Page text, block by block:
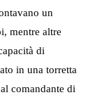
un
mentre altre
di
in una torretta
comandante di